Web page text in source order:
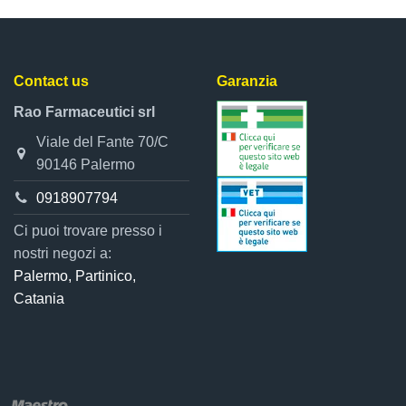
Contact us
Rao Farmaceutici srl
Viale del Fante 70/C
90146 Palermo
0918907794
Ci puoi trovare presso i
nostri negozi a:
Palermo, Partinico,
Catania
Garanzia